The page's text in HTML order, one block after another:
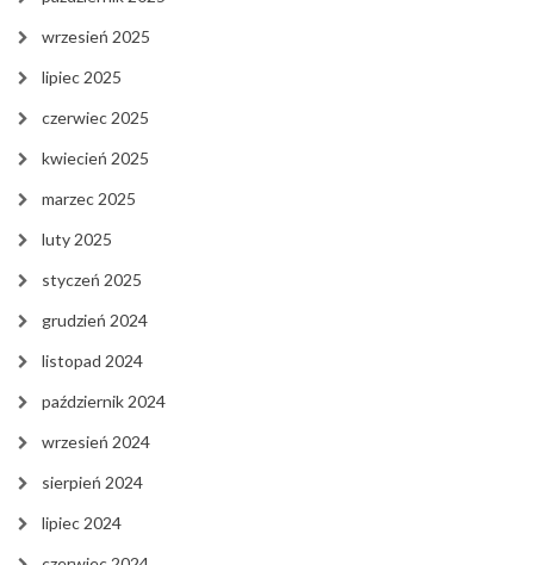
wrzesień 2025
lipiec 2025
czerwiec 2025
kwiecień 2025
marzec 2025
luty 2025
styczeń 2025
grudzień 2024
listopad 2024
październik 2024
wrzesień 2024
sierpień 2024
lipiec 2024